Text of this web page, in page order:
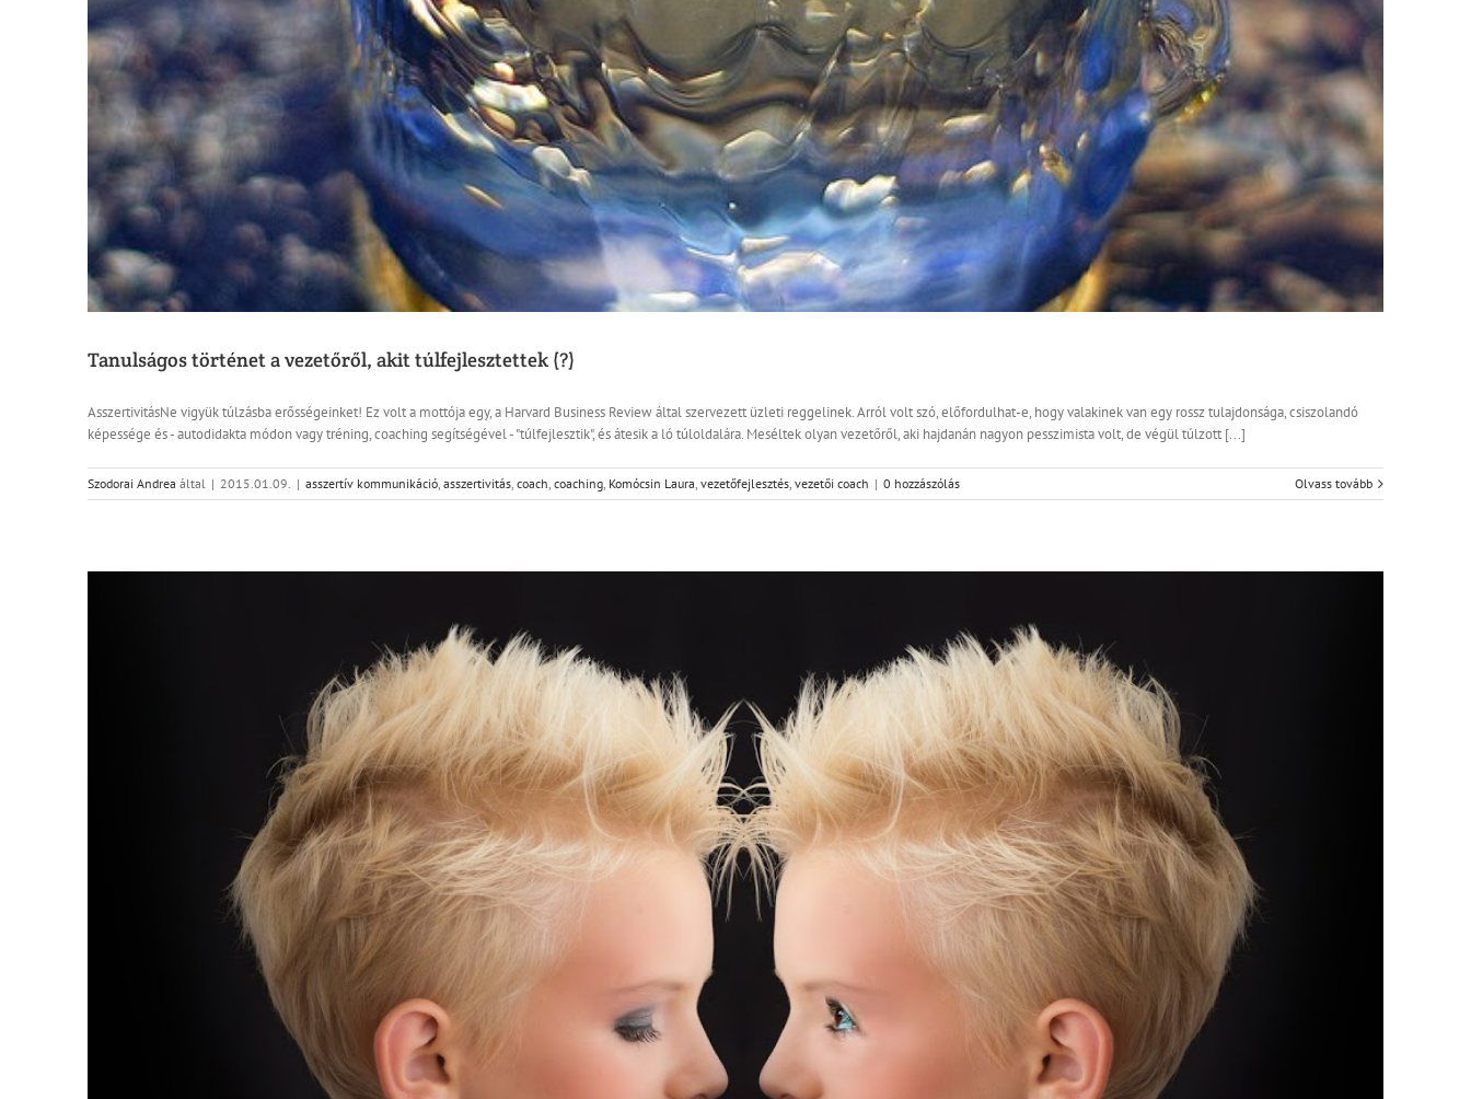
Tanulságos történet a vezetőről, akit túlfejlesztettek (?)
AsszertivitásNe vigyük túlzásba erősségeinket! Ez volt a mottója egy, a Harvard Business Review által szervezett üzleti reggelinek. Arról volt szó, előfordulhat-e, hogy valakinek van egy rossz tulajdonsága, csiszolandó
képessége és - autodidakta módon vagy tréning, coaching segítségével - "túlfejlesztik", és átesik a ló túloldalára. Meséltek olyan vezetőről, aki hajdanán nagyon pesszimista volt, de végül túlzott [...]
Szodorai Andrea által | 2015.01.09. | asszertív kommunikáció, asszertivitás, coach, coaching, Komócsin Laura, vezetőfejlesztés, vezetői coach | 0 hozzászólás Olvass tovább